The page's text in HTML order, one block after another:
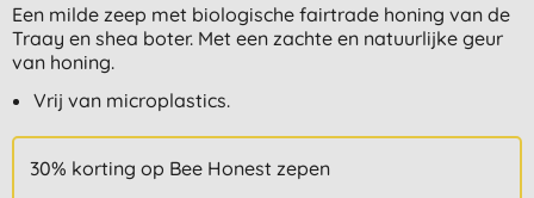
Een milde zeep met biologische fairtrade honing van de
Traay en shea boter. Met een zachte en natuurlijke geur
van honing.
Vrij van microplastics.
30% korting op Bee Honest zepen